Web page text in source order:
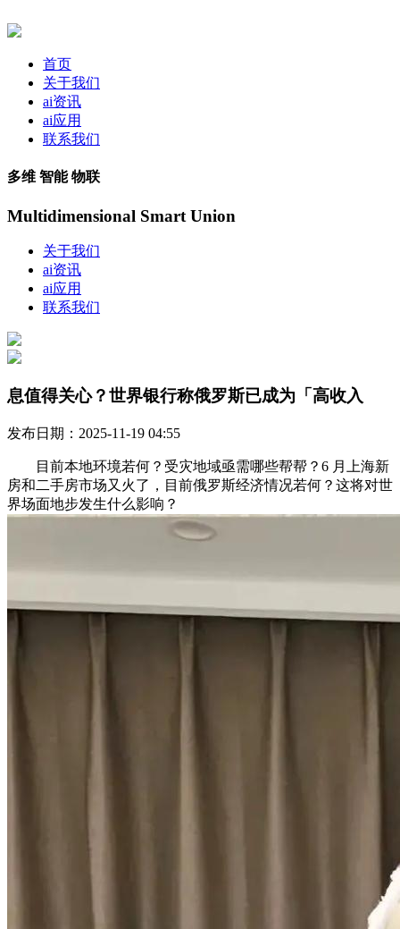
首页
关于我们
ai资讯
ai应用
联系我们
多维 智能 物联
Multidimensional Smart Union
关于我们
ai资讯
ai应用
联系我们
息值得关心？世界银行称俄罗斯已成为「高收入
发布日期：2025-11-19 04:55
目前本地环境若何？受灾地域亟需哪些帮帮？6 月上海新
房和二手房市场又火了，目前俄罗斯经济情况若何？这将对世
界场面地步发生什么影响？